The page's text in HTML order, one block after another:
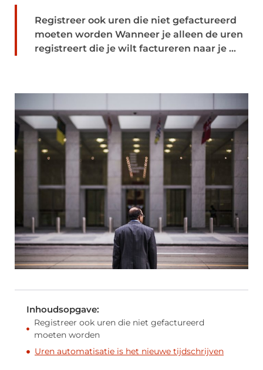
Registreer ook uren die niet gefactureerd
moeten worden Wanneer je alleen de uren
registreert die je wilt factureren naar je ...
Inhoudsopgave:
Registreer ook uren die niet gefactureerd
moeten worden
Uren automatisatie is het nieuwe tijdschrijven